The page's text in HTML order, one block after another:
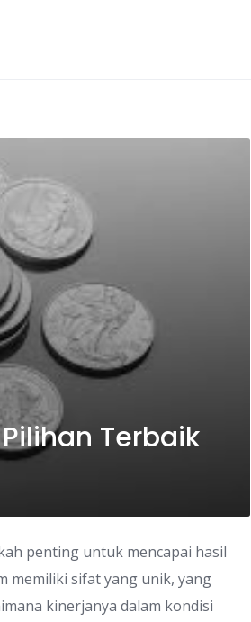
Terbaik
penting untuk mencapai hasil
memiliki sifat yang unik, yang
kinerjanya dalam kondisi